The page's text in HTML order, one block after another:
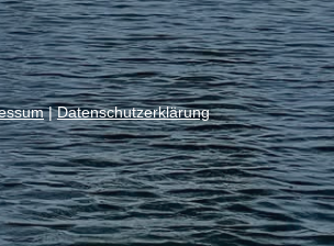
|Datenschutzerklärung